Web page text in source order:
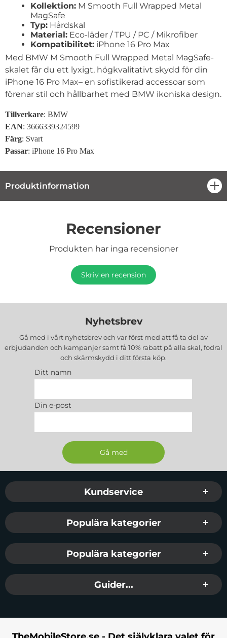
Kollektion: M Smooth Full Wrapped Metal
MagSafe
Typ: Hårdskal
Material: Eco-läder / TPU / PC / Mikrofiber
Kompatibilitet: iPhone 16 Pro Max
Med BMW M Smooth Full Wrapped Metal MagSafe-
skalet får du ett lyxigt, högkvalitativt skydd för din
iPhone 16 Pro Max– en sofistikerad accessoar som
förenar stil och hållbarhet med BMW ikoniska design.
Tillverkare: BMW
EAN: 3666339324599
Färg: Svart
Passar: iPhone 16 Pro Max
Produktinformation
Recensioner
Produkten har inga recensioner
Skriv en recension
Nyhetsbrev
Gå med i vårt nyhetsbrev och var först med att få ta del av
erbjudanden och kampanjer samt få 10% rabatt på alla skal, fodral
och skärmskydd i ditt första köp.
Ditt namn
Din e-post
Sidfot Blandad info och länkar
Kundservice
Populära kategorier
Populära kategorier
Guider...